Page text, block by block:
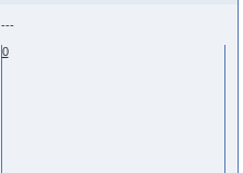
---
0